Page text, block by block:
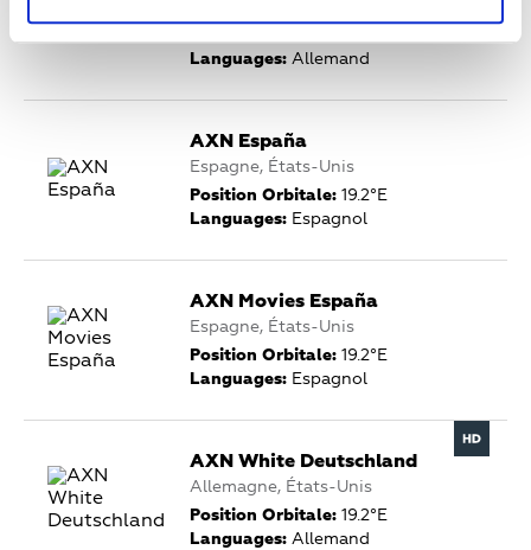
Languages: Allemand
AXN España
Espagne, États-Unis
Position Orbitale: 19.2°E
Languages: Espagnol
AXN Movies España
Espagne, États-Unis
Position Orbitale: 19.2°E
Languages: Espagnol
AXN White Deutschland
Allemagne, États-Unis
Position Orbitale: 19.2°E
Languages: Allemand